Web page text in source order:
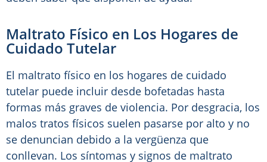
Maltrato Físico en Los Hogares de
Cuidado Tutelar
El maltrato físico en los hogares de cuidado
tutelar puede incluir desde bofetadas hasta
formas más graves de violencia. Por desgracia, los
malos tratos físicos suelen pasarse por alto y no
se denuncian debido a la vergüenza que
conllevan. Los síntomas y signos de maltrato